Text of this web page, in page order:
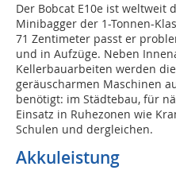
Der Bobcat E10e ist
Minibagger der 1-Tonnen-
71 Zentimeter passt er
und in Aufzüge. Neben
Kellerbauarbeiten werden
geräuscharmen Maschinen
benötigt: im Städtebau, für
Einsatz in Ruhezonen wie
Schulen und dergleichen.
Akkuleistung